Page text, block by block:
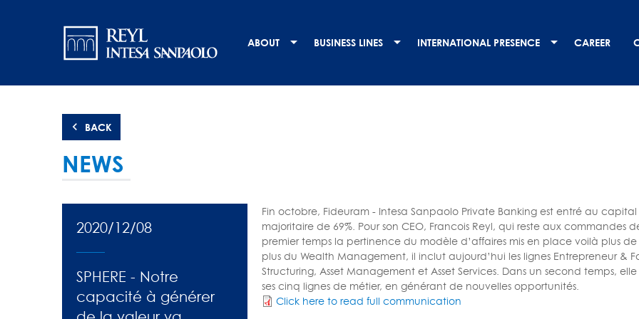
principale
ABOUT BUSINESS LINES INTERNATIONAL PRESENCE CAREER
BACK
NEWS
2020/12/08
SPHERE - Notre
capacité à générer
Fin octobre, Fideuram - Intesa Sanpaolo Private Banking est entré au
majoritaire de 69%. Pour son CEO, Francois Reyl, qui reste aux
premier temps la pertinence du modèle d’affaires mis en place voilà plus
plus du Wealth Management, il inclut aujourd’hui les lignes Entrepreneur &
Structuring, Asset Management et Asset Services. Dans un second temps,
ses cinq lignes de métier, en générant de nouvelles opportunités.
Click here to read full communication